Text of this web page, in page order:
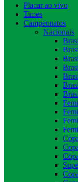
Placar ao vivo
Times
Campeonatos
Nacionais